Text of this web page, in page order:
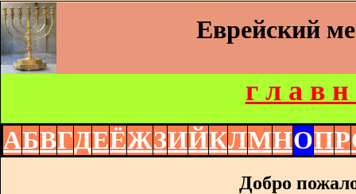
Еврейский
г л а в н
АБВГДЕЁЖЗИЙКЛМНОПР
Добро